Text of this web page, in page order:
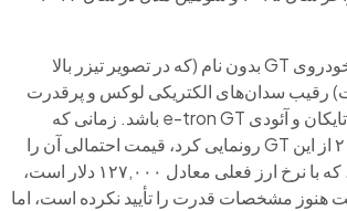
به نظر می‌رسد که خودروی GT بدون نام (که در تصویر تیزر بالا
رقیب سدان‌های الکتریکی لوکس و پرقدرت
دیگری مانند پورشه تایکان و آئودی e-tron GT باشد. زمانی که
جگوار در آوریل ۲۰۲۳ از این GT رونمایی کرد، قیمت احتمالی آن را
حدود ۱۰۰,۰۰۰ پوند، که با نرخ ارز فعلی معادل ۱۲۷,۰۰۰ دلار است،
هنوز مشخصات قدرت را تأیید نکرده است، اما